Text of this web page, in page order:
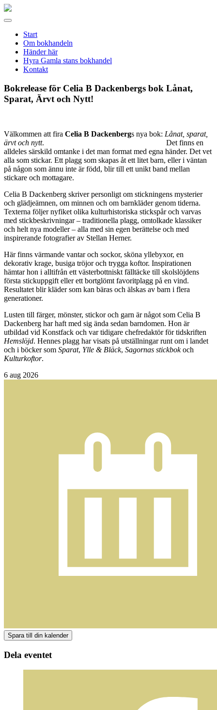
Gamla
Meny
Start
Om bokhandeln
Händer här
Hyra Gamla stans bokhandel
Kontakt
Bokrelease för Celia B Dackenbergs bok Lånat,
Sparat, Ärvt och Nytt!
Välkommen att fira Celia B Dackenbergs nya bok: Lånat, sparat,
ärvt och nytt. Det finns en
alldeles särskild omtanke i det man format med egna händer. Det vet
alla som stickar. Ett plagg som skapas åt ett litet barn, eller i väntan
på någon som ännu inte är född, blir till ett unikt band mellan
stickare och mottagare.
Celia B Dackenberg skriver personligt om stickningens mysterier
och glädjeämnen, om minnen och om barnkläder genom tiderna.
Texterna följer nyfiket olika kulturhistoriska stickspår och varvas
med stickbeskrivningar – traditionella plagg, omtolkade klassiker
och helt nya modeller – alla med sin egen berättelse och med
inspirerande fotografier av Stellan Herner.
Här finns värmande vantar och sockor, sköna yllebyxor, en
dekorativ krage, busiga tröjor och trygga koftor. Inspirationen
hämtar hon i alltifrån ett västerbottniskt fälltäcke till skolslöjdens
första stickuppgift eller ett bortglömt favoritplagg på en vind.
Resultatet blir kläder som kan bäras och älskas av barn i flera
generationer.
Lusten till färger, mönster, stickor och garn är något som Celia B
Dackenberg har haft med sig ända sedan barndomen. Hon är
utbildad vid Konstfack och var tidigare chefredaktör för tidskriften
Hemslöjd. Hennes plagg har visats på utställningar runt om i landet
och i böcker som Sparat, Ylle & Bläck, Sagornas stickbokoch
Kulturkoftor.
6 aug 2026
Dela eventet